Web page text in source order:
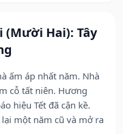
Hai): Tây
ấm áp nhất năm. Nhà
cỗ tất niên. Hương
hiệu Tết đã cận kề.
một năm cũ và mở ra